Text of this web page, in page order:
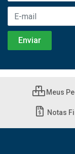
Meus
Notas